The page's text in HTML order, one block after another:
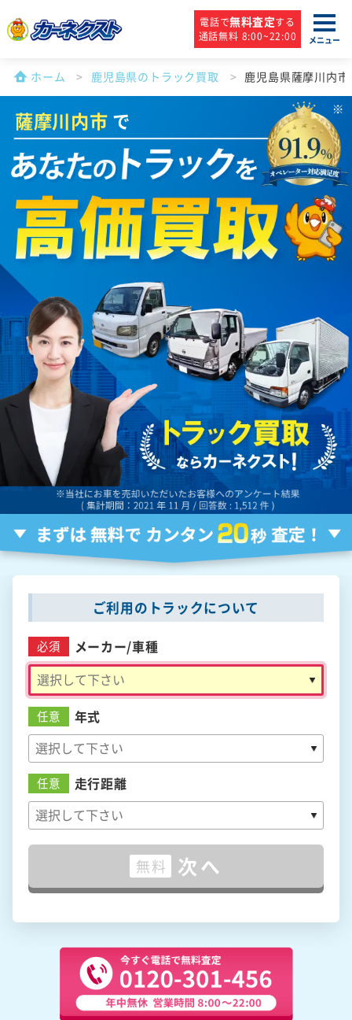
電話で無料査定する
通話無料 8:00~22:00
メニュー
ホーム 鹿児島県のトラック買取 鹿児島県薩摩川内
薩摩川内市 で
ご利用のトラックについて
必須 メーカー/車種
任意 年式
任意 走行距離
無料 次へ